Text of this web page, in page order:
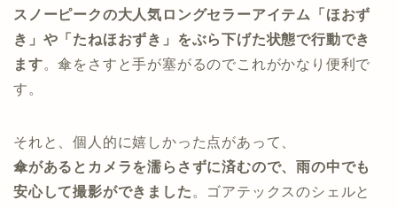
スノーピークの大人気ロングセラーアイテム「ほおず
き」や「たねほおずき」をぶら下げた状態で行動でき
ます。傘をさすと手が塞がるのでこれがかなり便利で
す。
それと、個人的に嬉しかった点があって、
傘があるとカメラを濡らさずに済むので、雨の中でも
安心して撮影ができました 。ゴアテックスのシェルと